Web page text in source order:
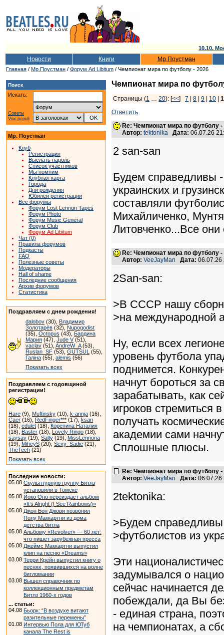
10.10.
Новости Книги Мр.Поустман
Главная / Мр.Поустман / Форум Ad Libitum / Чемпионат мира по футболу - 2026
Поиск
Искать:
Советы
Vox populi
Мр. Поустман
Клуб
Регистрация
Выслать пароль
Список участников
Мы помним
Клубная карта
Города
Дни рождения
Юбилеи регистрации
Все форумы
Форум Lost Lennon Tapes
Форум Photo
Форум Music General
Форум Club
Форум Ad Libitum
Чат (0)
Правила форумов
Подкасты
FAQ
Полезные советы
Модераторы
Hall of shame
Последние сообщения
Архив форумов
Статистика
Поздравляем с днем рождения!
dalobov (30), Владимир
Золотарёв (32), Nupogodist
(35), Octopus (43), Бардина
Мария (47), Jude V(51),
vaclav (51), AndreW_A(53),
Ruslan_SF (53), GUTSUL (55),
Галіна (55), alemis (56)
Показать всех
Поздравляем с годовщиной
регистрации!
Hare (9), Muftinsky (10), k-annja (16),
Caer (16), RedFinger*** (17), ksan
(18), edulet (18), Корепина Наталия
(18), Baster (18), Lovely Ringo (18),
saysay (19), Salty (19), MissLennona
(19), MiheyS (20), Sexy_Sadie (21),
TheTech (21)
Показать всех
Последние новости:
05.08 Скульптурную группу Битлз
установили в Томске
05.08 Йоко Оно переиздаст альбом
«It’s Alright (I See Rainbows)»
05.08 Джон Бон Джови позвонил
Полу Маккартни из дома
детства битла
05.08 Альбому «Revolver» — 60 лет:
что пишет зарубежная пресса
05.08 Джеймс Маккартни выпустил
клип на песню «Dreams»
03.08 Терри Крейн выпустил книгу о
песнях, появившихся на волне
битломании
03.08 Вышел справочник по
коллекционным предметам
Битлз 1960-х годов
... статьи:
04.08 Бьорк: “В воздухе витают
разительные перемены”
01.08 Интервью Пола для ЮТуб
канала The Rest is
Чемпионат мира по
Страницы (1 … 20): [<<] 7 8 9 10
Ответить
Re: Чемпионат мира по футболу -
Автор: tektonika Дата: 06.07.26
2 san-san
Будем справедливы
украинских и
составляли
Михайличенко,
Литовченко...Все
Re: Чемпионат мира по футболу -
Автор: VeeJayMan Дата:
2San-san:
>В СССР нашу
>на международной
Ну, если всех
уровень футбола
поднимется.
начнут бороться за
зарабатывать, как
игроков стремиться
получать
академии сами
Сплошные плюсы.
Re: Чемпионат мира по футболу -
Автор: VeeJayMan Дата:
2tektonika:
>Будем
>футболистов из
Эти
задумывался о
сейчас начинается
побеждали, да Вы
- единая страна,
на чемпионатах, а